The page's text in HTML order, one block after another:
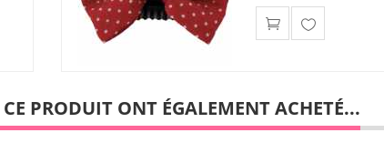
d'envies
PRODUIT ONT ÉGALEMENT ACHETÉ...